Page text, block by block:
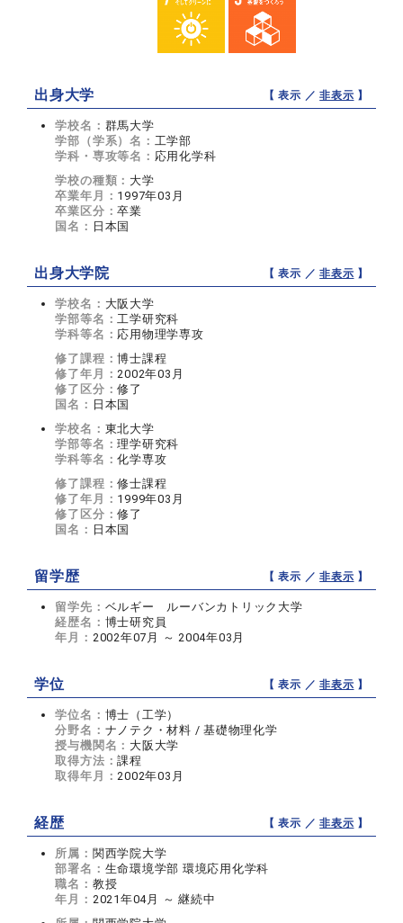
出身大学 【 表示 ／非表示 】
学校名： 群馬大学
学部（学系）名： 工学部
学科・専攻等名： 応用化学科
学校の種類： 大学
卒業年月： 1997年03月
卒業区分：卒業
国名： 日本国
出身大学院 【 表示 ／非表示 】
学校名： 大阪大学
学部等名： 工学研究科
学科等名： 応用物理学専攻
修了課程：博士課程
修了年月： 2002年03月
修了区分：修了
国名： 日本国
学校名： 東北大学
学部等名：理学研究科
学科等名：化学専攻
修了課程：修士課程
修了年月： 1999年03月
修了区分：修了
国名： 日本国
留学歴 【 表示 ／非表示 】
留学先： ベルギー ルーバンカトリック大学
経歴名： 博士研究員
年月： 2002年07月 ～ 2004年03月
学位 【 表示 ／非表示 】
学位名： 博士（工学）
分野名： ナノテク・材料 / 基礎物理化学
授与機関名： 大阪大学
取得方法：課程
取得年月： 2002年03月
経歴 【 表示 ／非表示 】
所属： 関西学院大学
部署名： 生命環境学部 環境応用化学科
職名： 教授
年月： 2021年04月 ～ 継続中